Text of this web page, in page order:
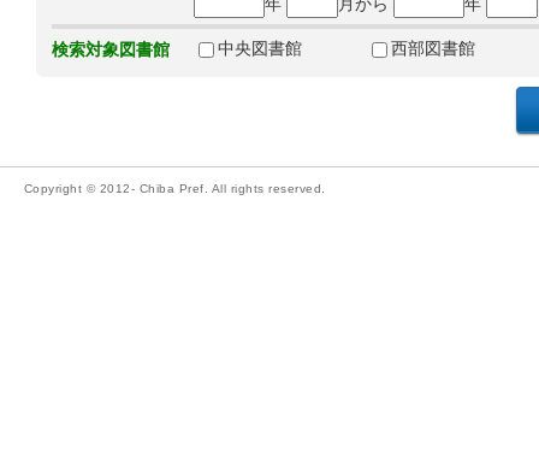
検索対象図書館 中央図書館 西部図書館
Copyright © 2012- Chiba Pref. All rights reserved.